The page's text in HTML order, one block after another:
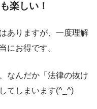
楽しい！
ありますが、一度理解
にお得です。
なんだか「法律の抜け
てしまいます(^_^)